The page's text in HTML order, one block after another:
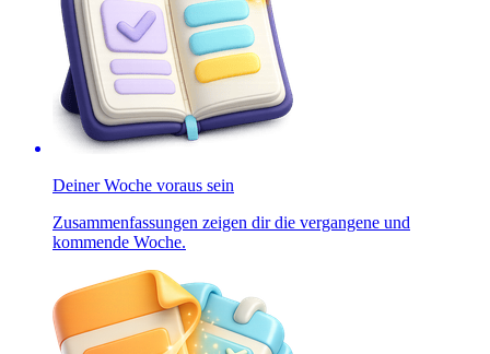
Deiner Woche voraus sein
Zusammenfassungen zeigen dir die vergangene und
kommende Woche.